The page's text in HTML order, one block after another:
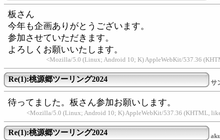
板さん
今年も企画ありがとうございます。
参加させていただきます。
よろしくお願いいたします。
<Mozilla/5.0 (Linux; Android 10; K) AppleWebKit/537.36
Re(1):桃源郷ツーリング2024 サ
待ってました。板さん参加お願いします。
<Mozilla/5.0 (Linux; Android 10; K) AppleWebKit/537.36 (KHTML,
Re(1):桃源郷ツーリング2024